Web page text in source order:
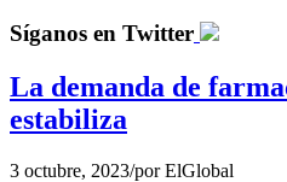
Síganos en Twitter
La demanda de
estabiliza
3 octubre, 2023/porElGlobal